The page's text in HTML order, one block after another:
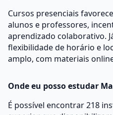
Cursos presenciais
alunos e professores,
aprendizado colaborativo.
flexibilidade de horário e
amplo, com materiais
Onde eu posso estudar
É possível encontrar 218